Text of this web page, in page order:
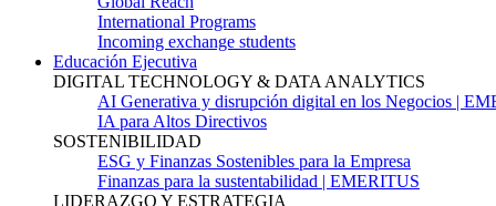
International Programs
Incoming exchange students
Educación Ejecutiva
DIGITAL TECHNOLOGY & DATA ANALYTICS
AI Generativa y disrupción digital en los Negocios |
IA para Altos Directivos
SOSTENIBILIDAD
ESG y Finanzas Sostenibles para la Empresa
Finanzas para la sustentabilidad | EMERITUS
LIDERAZGO Y ESTRATEGIA